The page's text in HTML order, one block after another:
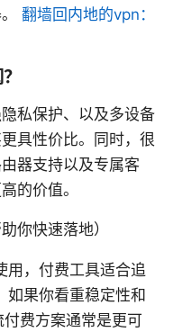
翻墙回内地的vpn：
私保护、以及多设备
具性价比。同时，很
器支持以及专属客
的价值。
你快速落地）
用，付费工具适合追
如果你看重稳定性和
费方案通常是更可